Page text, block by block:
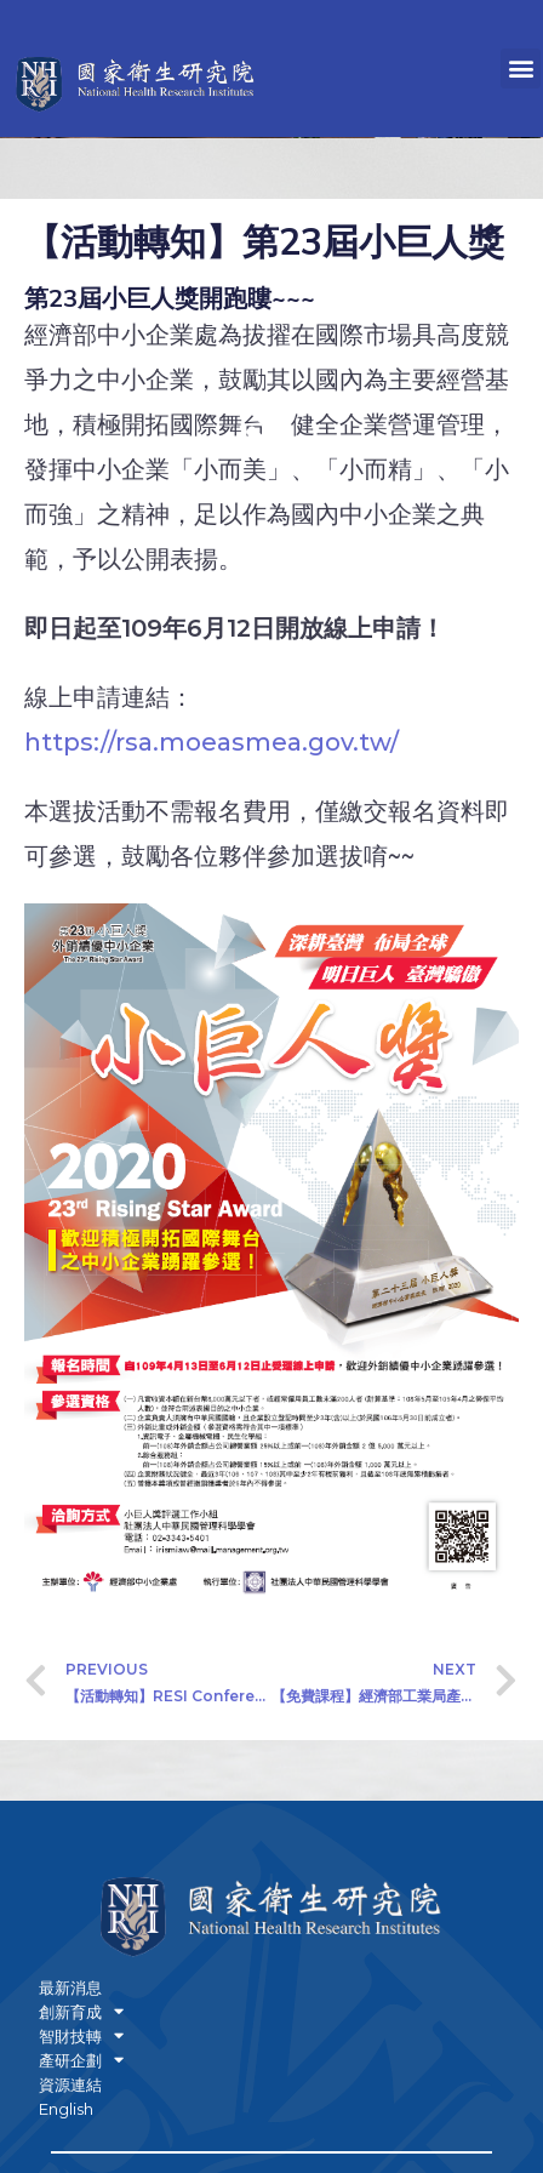
【活動轉知】第23屆小巨人獎
第23屆小巨人獎開跑瞜~~~
經濟部中小企業處為拔擢在國際市場具高度競
爭力之中小企業，鼓勵其以國內為主要經營基
地，積極開拓國際舞台，健全企業營運管理，
發揮中小企業「小而美」、「小而精」、「小
而強」之精神，足以作為國內中小企業之典
範，予以公開表揚。
即日起至109年6月12日開放線上申請！
線上申請連結：
https://rsa.moeasmea.gov.tw/
本選拔活動不需報名費用，僅繳交報名資料即
可參選，鼓勵各位夥伴參加選拔唷~~
PREVIOUS
【活動轉知】RESI Conference 2020
NEXT
【免費課程】經濟部工業局產業升級轉型人才培訓補助計畫
最新消息
創新育成
智財技轉
產研企劃
資源連結
English